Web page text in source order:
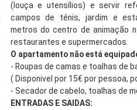
(louça e utensílios) e servir
campos de ténis, jardim e
metros do centro de animação
restaurantes e supermercados.
O apartamento não está
- Roupas de camas e toalhas de
( Disponivel por 15€ por pessoa,
- Secador de cabelo, toalhas de
ENTRADAS E SAIDAS: